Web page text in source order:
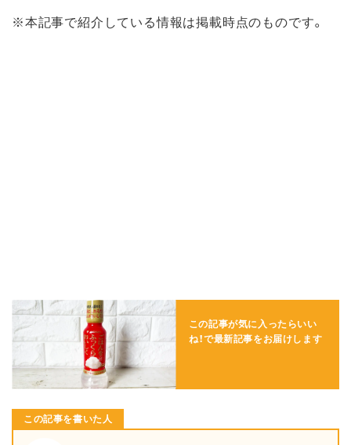
※本記事で紹介している情報は掲載時点のものです。
この記事が気に入ったらいい
ね！で最新記事をお届けします
この記事を書いた人